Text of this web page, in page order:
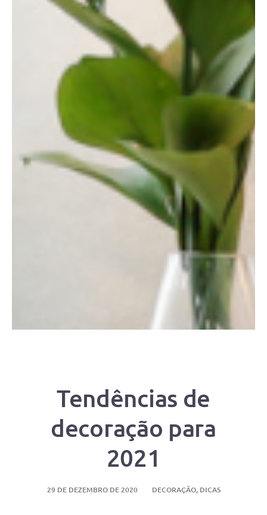
Tendências de
decoração para
2021
29 DE DEZEMBRO DE 2020 DECORAÇÃO, DICAS